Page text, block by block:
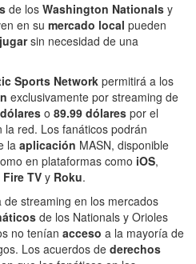
de los Washington Nationals y
en su mercado local pueden
sin necesidad de una
Sports Network permitirá a los
exclusivamente por streaming de
o 89.99 dólares por el
la red. Los fanáticos podrán
la aplicación MASN, disponible
en plataformas como iOS,
TV y Roku.
streaming en los mercados
de los Nationals y Orioles
no tenían acceso a la mayoría de
Los acuerdos de derechos